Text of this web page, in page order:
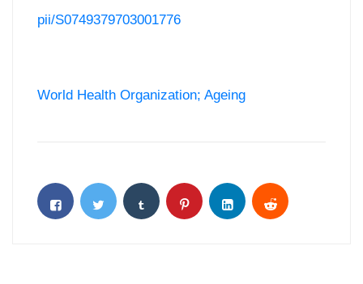
pii/S0749379703001776
World Health Organization; Ageing